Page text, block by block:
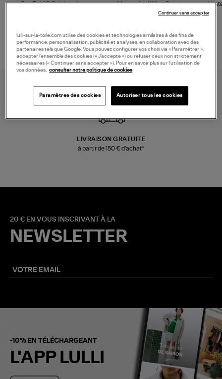
Sac Bobi S Cuir Lamé
189,00 €
Mocassins Killian Sport
Mousse
LIVRAISON GRATUITE
à partir de 150 € d'achat*
20 € EN VOUS INSCRIVANT À LA
NEWSLETTER
-10% EN TÉLÉCHARGEANT
L'APP LULLI
lulli-sur-la-toile.com utilise des cookies et technologies similaires à des fins de
performance, personnalisation, publicité et analyses, en collaboration avec des
partenaires tels que Google. Vous pouvez configurer vos choix via « Paramétrer »,
accepter l’ensemble des cookies (« J’accepte ») ou refuser ceux non strictement
nécessaires (« Continuer sans accepter »). Pour en savoir plus sur l’utilisation de
vos données,
consulter notre politique de cookies
Paramètres des cookies Autoriser tous les cookies
Continuer sans accepter